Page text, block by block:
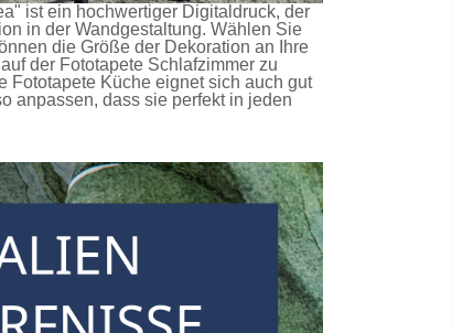
ist ein hochwertiger Digitaldruck, der
in der Wandgestaltung. Wählen Sie
die Größe der Dekoration an Ihre
der Fototapete Schlafzimmer zu
Fototapete Küche eignet sich auch gut
anpassen, dass sie perfekt in jeden